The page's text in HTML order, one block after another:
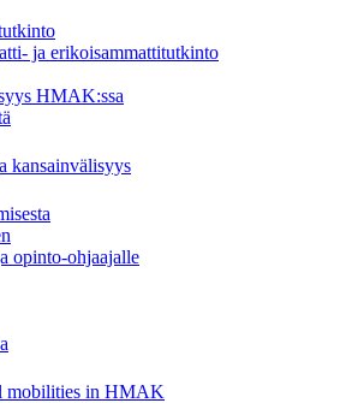
ja erikoisammattitutkinto
HMAK:ssa
kansainvälisyys
opinto-ohjaajalle
mobilities in HMAK